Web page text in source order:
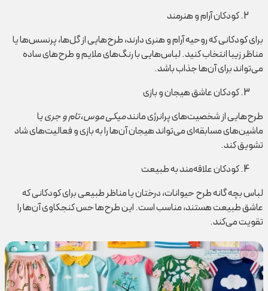
کودکان آرام و هنرمند
برای کودکانی که روحیه آرام و هنری دارند، طرح‌هایی از گل‌ها، پرنسس‌ها یا
مناظر زیبا انتخاب کنید. لباس‌هایی با رنگ‌های ملایم و طرح‌های ساده
می‌تواند برای آن‌ها جذاب باشد.
کودکان عاشق هیجان و بازی
طرح‌هایی از شخصیت‌های پرانرژی مانندمیکی موس،تام و جرییا
ماشین‌های مسابقه‌ای می‌تواند هیجان آن‌ها را به بازی و فعالیت‌های شاد
تشویق کند.
کودکان علاقه‌مند به طبیعت
لباس بچه گانه طرح حیوانات، درختان یا مناظر طبیعی برای کودکانی که
عاشق طبیعت هستند، مناسب است. این طرح‌ها حس کنجکاوی آن‌ها را
تقویت می‌کند.